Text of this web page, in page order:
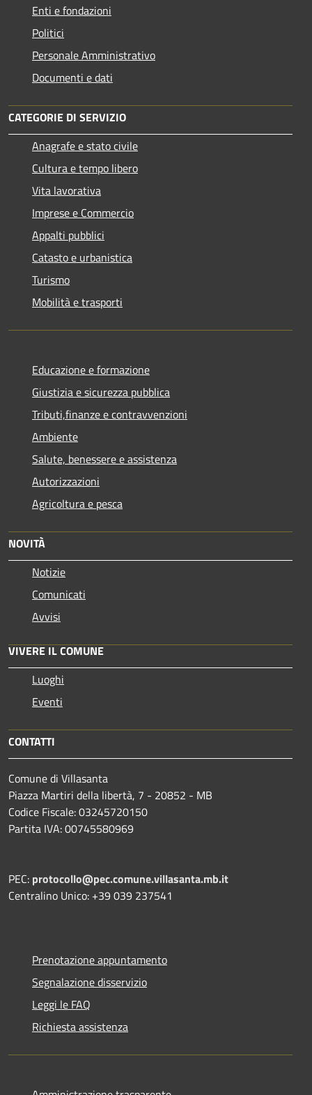
Enti e fondazioni
Politici
Personale Amministrativo
Documenti e dati
CATEGORIE DI SERVIZIO
Anagrafe e stato civile
Cultura e tempo libero
Vita lavorativa
Imprese e Commercio
Appalti pubblici
Catasto e urbanistica
Turismo
Mobilità e trasporti
Educazione e formazione
Giustizia e sicurezza pubblica
Tributi,finanze e contravvenzioni
Ambiente
Salute, benessere e assistenza
Autorizzazioni
Agricoltura e pesca
NOVITÀ
Notizie
Comunicati
Avvisi
VIVERE IL COMUNE
Luoghi
Eventi
CONTATTI
Comune di Villasanta
Piazza Martiri della libertà, 7 - 20852 - MB
Codice Fiscale: 03245720150
Partita IVA: 00745580969
PEC: protocollo@pec.comune.villasanta.mb.it
Centralino Unico: +39 039 237541
Prenotazione appuntamento
Segnalazione disservizio
Leggi le FAQ
Richiesta assistenza